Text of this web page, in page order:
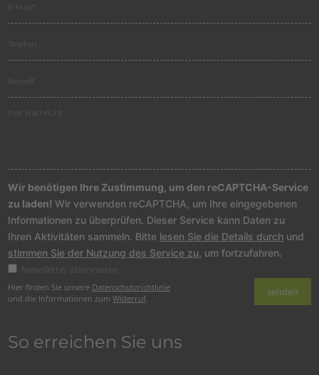
Wir benötigen Ihre Zustimmung, um den reCAPTCHA-Service
zu laden!Wir verwenden reCAPTCHA, um Ihre eingegebenen
Informationen zu überprüfen. Dieser Service kann Daten zu
Ihren Aktivitäten sammeln. Bitte lesen Sie die Details durch und
stimmen Sie der Nutzung des Service zu , um fortzufahren.
Newsletter abonnieren
Hier finden Sie unsere Datenschutzrichtlinie
und die Informationen zumWiderruf
So erreichen Sie uns